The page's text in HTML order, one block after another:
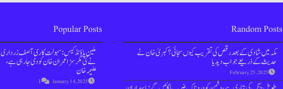
Popular Posts
ملین پاؤنڈ کیس : سہولت کاری آصف زرداری
نے کی مگر سزا عمران خان کو دی جارہی ہے،
علیمہ خان
January 14, 2025
1
Random Posts
مکہ میں شادی کے بعد رقص کی تقریب کیوں سجائی؟ کبریٰ خان نے
حدیث کے ذریعے جواب دیدیا
February 25, 2025